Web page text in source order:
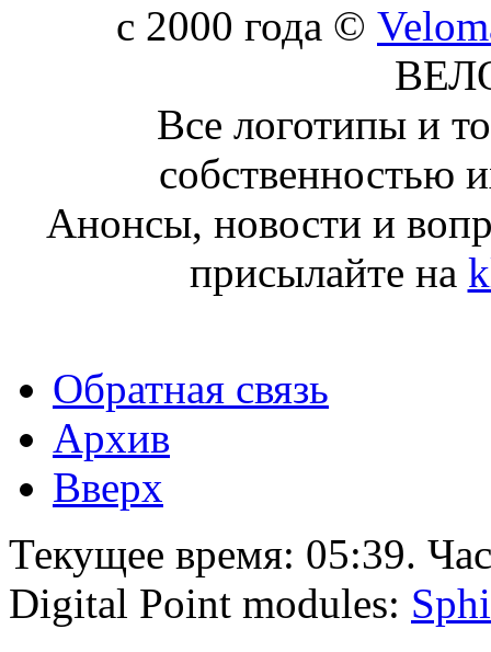
c 2000 года ©
Все логотипы и
собственностью
Анонсы, новости и
присылайте на
Обратная связь
Архив
Вверх
Текущее время: 05:39.
Digital Point modules: